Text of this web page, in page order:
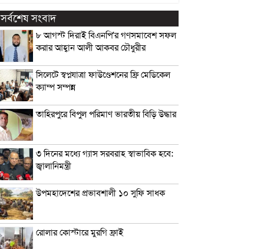
সর্বশেষ সংবাদ
৮ আগস্ট দিরাই বিএনপি’র গণসমাবেশ সফল
করার আহ্বান আলী আকবর চৌধুরীর
সিলেটে স্বপ্নযাত্রা ফাউণ্ডেশনের ফ্রি মেডিকেল
ক্যাম্প সম্পন্ন
তাহিরপুরে বিপুল পরিমাণ ভারতীয় বিড়ি উদ্ধার
৩ দিনের মধ্যে গ্যাস সরবরাহ স্বাভাবিক হবে:
জ্বালানিমন্ত্রী
উপমহাদেশের প্রভাবশালী ১০ সুফি সাধক
রোলার কোস্টারে মুরগি ফ্রাই